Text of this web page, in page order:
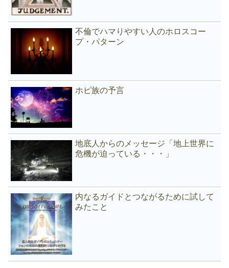
不倫でハマりやすい人のホロスコー
プ・パターン
ホピ族の予言
地底人からのメッセージ「地上世界に
危機が迫っている・・・」
内なるガイドとつながるために試して
みたこと